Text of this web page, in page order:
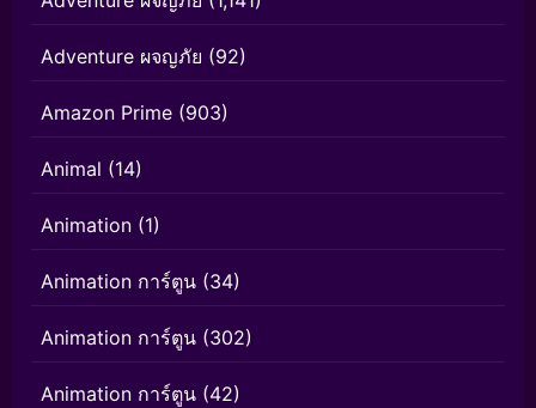
Adventure ผจญภัย (92)
Amazon Prime (903)
Animal (14)
Animation (1)
Animation การ์ตูน (34)
Animation การ์ตูน (302)
Animation การ์ตูน (42)